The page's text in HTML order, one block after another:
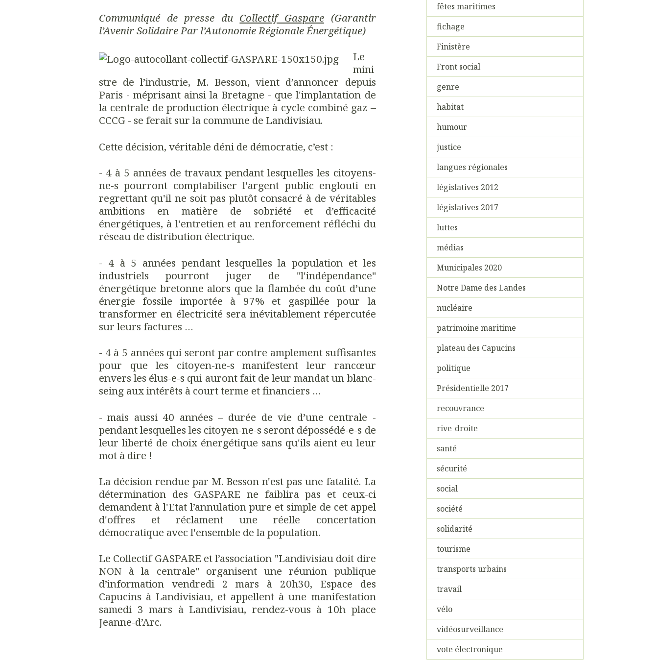
Communiqué de presse du Collectif Gaspare(Garantir
l’Avenir Solidaire Par l’Autonomie Régionale Énergétique)
Le
mini
stre de l’industrie, M. Besson, vient d’annoncer depuis
Paris - méprisant ainsi la Bretagne - que l'implantation de
la centrale de production électrique à cycle combiné gaz –
CCCG - se ferait sur la commune de Landivisiau.
Cette décision, véritable déni de démocratie, c’est :
- 4 à 5 années de travaux pendant lesquelles les citoyens-
ne-s pourront comptabiliser l'argent public englouti en
regrettant qu'il ne soit pas plutôt consacré à de véritables
ambitions en matière de sobriété et d’efficacité
énergétiques, à l'entretien et au renforcement réfléchi du
réseau de distribution électrique.
- 4 à 5 années pendant lesquelles la population et les
industriels pourront juger de "l'indépendance"
énergétique bretonne alors que la flambée du coût d’une
énergie fossile importée à 97% et gaspillée pour la
transformer en électricité sera inévitablement répercutée
sur leurs factures …
- 4 à 5 années qui seront par contre amplement suffisantes
pour que les citoyen-ne-s manifestent leur rancœur
envers les élus-e-s qui auront fait de leur mandat un blanc-
seing aux intérêts à court terme et financiers …
- mais aussi 40 années – durée de vie d’une centrale -
pendant lesquelles les citoyen-ne-s seront dépossédé-e-s de
leur liberté de choix énergétique sans qu'ils aient eu leur
mot à dire !
La décision rendue par M. Besson n'est pas une fatalité. La
détermination des GASPARE ne faiblira pas et ceux-ci
demandent à l'Etat l’annulation pure et simple de cet appel
d'offres et réclament une réelle concertation
démocratique avec l'ensemble de la population.
Le Collectif GASPARE et l’association "Landivisiau doit dire
NON à la centrale" organisent une réunion publique
d’information vendredi 2 mars à 20h30, Espace des
Capucins à Landivisiau, et appellent à une manifestation
samedi 3 mars à Landivisiau, rendez-vous à 10h place
Jeanne-d’Arc.
fêtes maritimes
fichage
Finistère
Front social
genre
habitat
humour
justice
langues régionales
législatives 2012
législatives 2017
luttes
médias
Municipales 2020
Notre Dame des Landes
nucléaire
patrimoine maritime
plateau des Capucins
politique
Présidentielle 2017
recouvrance
rive-droite
santé
sécurité
social
société
solidarité
tourisme
transports urbains
travail
vélo
vidéosurveillance
vote électronique